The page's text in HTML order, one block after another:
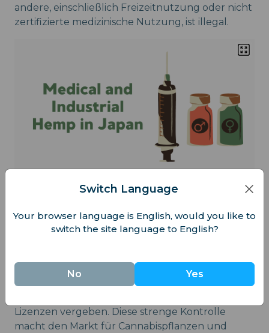
andere, einschließlich Freizeitnutzung oder nicht
zertifizierte medizinische Nutzung, ist illegal.
Anbaulizenzen
Cannabisanbau.
Lizenzen vergeben. Diese strenge Kontrolle
macht den Markt für Cannabispflanzen und
Switch Language
Your browser language is English, would you like to
switch the site language to English?
No Yes